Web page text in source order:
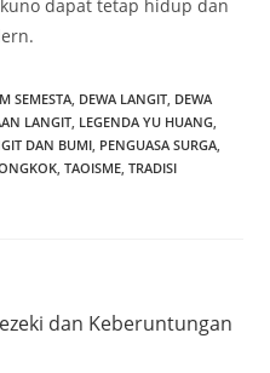
dapat tetap hidup dan
SEMESTA, DEWA LANGIT, DEWA
LANGIT, LEGENDA YU HUANG,
DAN BUMI, PENGUASA SURGA,
, TAOISME, TRADISI
dan Keberuntungan